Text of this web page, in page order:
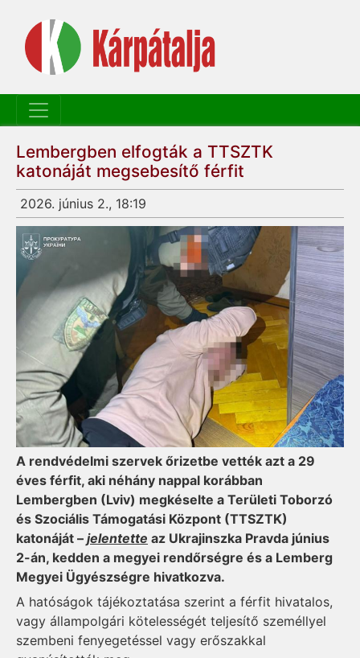
Lembergben elfogták a TTSZTK
katonáját megsebesítő férfit
2026. június 2., 18:19
A rendvédelmi szervek őrizetbe vették azt a 29
éves férfit, aki néhány nappal korábban
Lembergben (Lviv) megkéselte a Területi Toborzó
és Szociális Támogatási Központ (TTSZTK)
katonáját – jelentette az Ukrajinszka Pravda június
2-án, kedden a megyei rendőrségre és a Lemberg
Megyei Ügyészségre hivatkozva.
A hatóságok tájékoztatása szerint a férfit hivatalos,
vagy állampolgári kötelességét teljesítő személlyel
szembeni fenyegetéssel vagy erőszakkal